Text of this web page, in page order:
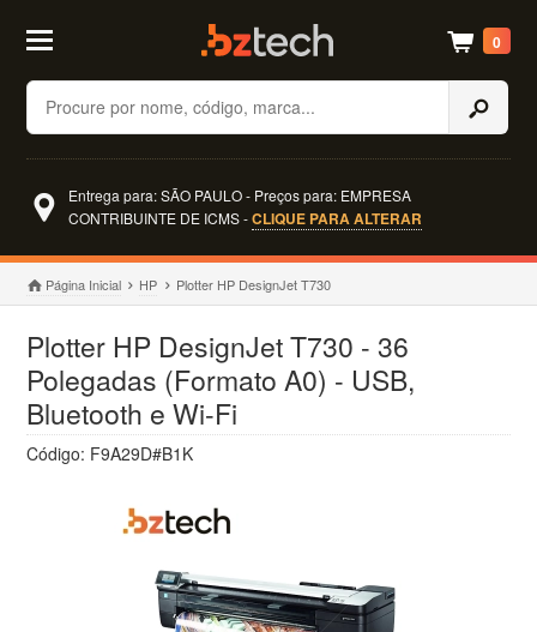
Buscar
0
Entrega para: SÃO PAULO - Preços para: EMPRESA
CONTRIBUINTE DE ICMS -CLIQUE PARA ALTERAR
Página Inicial HP Plotter HP DesignJet T730
Plotter HP DesignJet T730 - 36
Polegadas (Formato A0) - USB,
Bluetooth e Wi-Fi
Código: F9A29D#B1K